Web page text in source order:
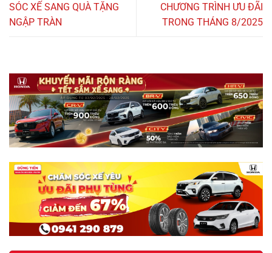
SÓC XẾ SANG QUÀ TẶNG
NGẬP TRÀN
CHƯƠNG TRÌNH ƯU ĐÃI
TRONG THÁNG 8/2025